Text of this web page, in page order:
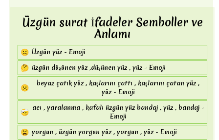
🦅 kartal , kuş - Emoji
🦉 kuş , bilge , baykuş - Emoji
🐸 kurbağa yüzü , yüz , kurbağa - Emoji
🐊 timsah - Emoji
🐢 terrapin , kaplumbağa , kaplumbağa - Emoji
🦎 kertenkele , sürüngen - Emoji
🐍 yılan , Ophiuchus , yılan , zodyak , taşıyıcı - Emoji
Üzgün ​​surat İfadeler Semboller ve
Anlamı
☹ Üzgün yüz - Emoji
🤔 üzgün düşünen yüz ,düşünen yüz , yüz - Emoji
☹️
beyaz çatık yüz , kaşlarını çattı , kaşlarını çatan yüz ,
yüz - Emoji
🤕 acı , yaralanma , kafalı üzgün yüz bandaj , yüz , bandaj -
Emoji
😩 yorgun , üzgün yorgun yüz , yorgun , yüz - Emoji